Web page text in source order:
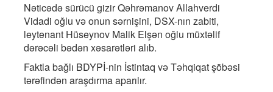
Nəticədə sürücü gizir Qəhrəmanov Allahverdi
Vidadi oğlu və onun sərnişini, DSX-nın zabiti,
leytenant Hüseynov Malik Elşən oğlu müxtəlif
dərəcəli bədən xəsarətləri alıb.
Faktla bağlı BDYPİ-nin İstintaq və Təhqiqat şöbəsi
tərəfindən araşdırma aparılır.